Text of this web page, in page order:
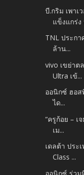
บี.กริม เพาเ
แข็งแกร่ง
TNL ประก
ล้าน...
vivo เขย่าต
Ultra เข้...
ออนิกซ์ ฮอส
ได...
“ครูก้อย – เ
เม...
เดลต้า ประ
Class ...